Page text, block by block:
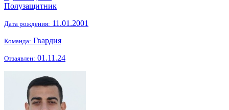
Полузащитник
Дата рождения: 11.01.2001
Команда: Гвардия
Отзаявлен: 01.11.24